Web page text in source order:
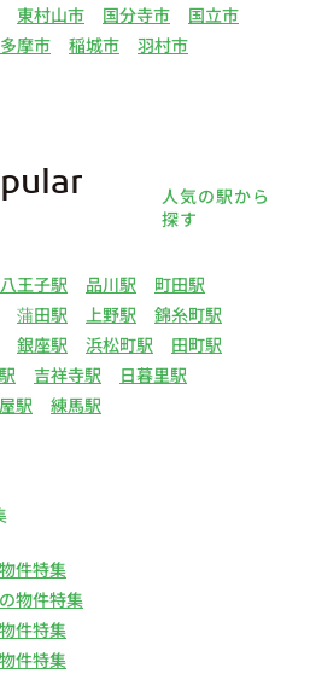
東村山市 国分寺市
国立市
多摩市 稲城市
羽村市
人気の駅から
探す
八王子駅 品川駅
町田駅
蒲田駅 上野駅
錦糸町駅
銀座駅 浜松町駅
田町駅
吉祥寺駅
日暮里駅
駅 練馬駅
件特集
物件特集
件特集
件特集